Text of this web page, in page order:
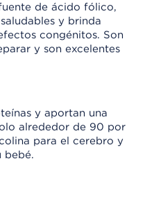
de ácido fólico,
y brinda
congénitos. Son
y son excelentes
y aportan una
alrededor de 90 por
para el cerebro y
bebé.